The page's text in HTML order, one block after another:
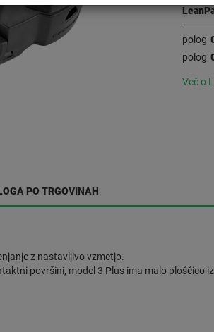
polog
polog
Več o
PO TRGOVINAH
z nastavljivo vzmetjo.
površini, model 3 Plus ima malo ploščico